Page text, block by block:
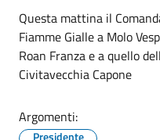
Questa mattina il
Fiamme Gialle a Molo
Roan Franza e a quello
Civitavecchia Capone
Argomenti:
Presidente